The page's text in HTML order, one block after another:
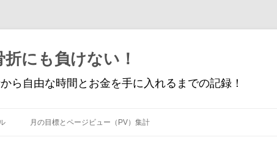
にも負けない！
ら自由な時間とお金を手に入れるまでの記録！
ン
月の目標とページビュー（PV）集計